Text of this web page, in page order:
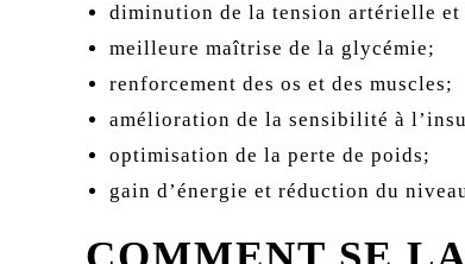
diminution de la tension artérielle et
meilleure maîtrise de la glycémie;
renforcement des os et des muscles;
amélioration de la sensibilité à
optimisation de la perte de poids;
gain d’énergie et réduction du